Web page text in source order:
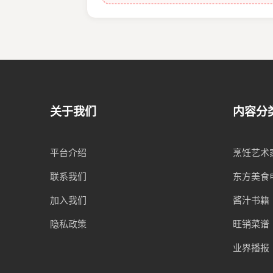
关于我们
平台介绍
联系我们
加入我们
隐私政策
内容分
烹饪艺术
东方美食
酱汁书籍
旺销菜谱
业界播报